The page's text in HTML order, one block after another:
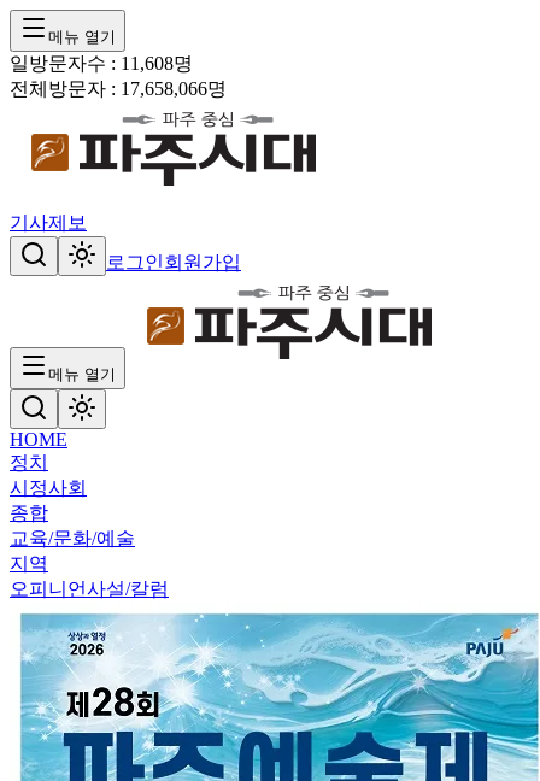
메뉴 열기
일방문자수 : 11,608명
전체방문자 : 17,658,066명
기사제보
로그인회원가입
메뉴 열기
HOME
정치
시정사회
종합
교육/문화/예술
지역
오피니언사설/칼럼